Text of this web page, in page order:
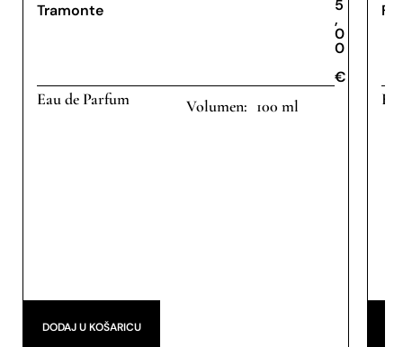
Tramonte 5
,
0
0
€
Eau de Parfum 100 ml
DODAJ U KOŠARICU